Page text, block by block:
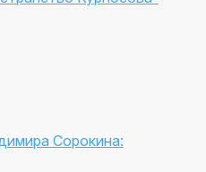
Сорокина: